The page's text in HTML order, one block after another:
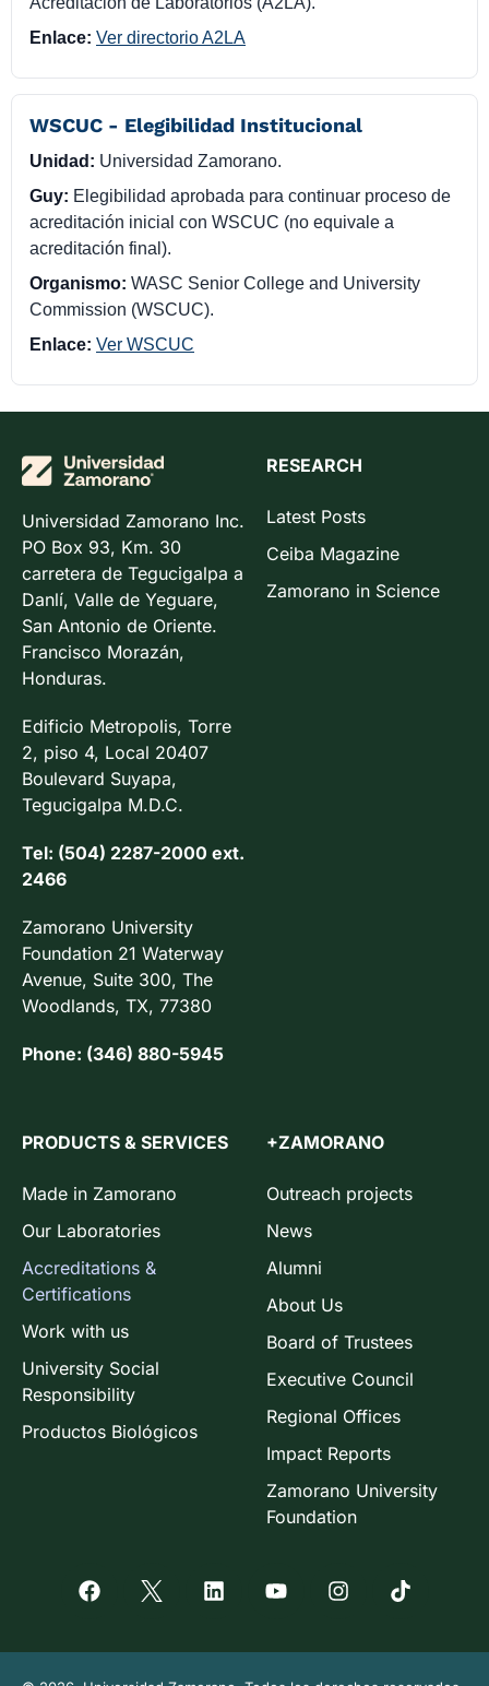
Enlace: Ver directorio A2LA
WSCUC - Elegibilidad Institucional
Unidad: Universidad Zamorano.
Guy: Elegibilidad aprobada para continuar proceso de
acreditación inicial con WSCUC (no equivale a
acreditación final).
Organismo: WASC Senior College and University
Commission (WSCUC).
Enlace: Ver WSCUC
Universidad Zamorano Inc.
PO Box 93, Km. 30
carretera de Tegucigalpa a
Danlí, Valle de Yeguare,
San Antonio de Oriente.
Francisco Morazán,
Honduras.
Edificio Metropolis, Torre
2, piso 4, Local 20407
Boulevard Suyapa,
Tegucigalpa M.D.C.
Tel: (504) 2287-2000 ext.
2466
Zamorano University
Foundation 21 Waterway
Avenue, Suite 300, The
Woodlands, TX, 77380
Phone: (346) 880-5945
RESEARCH
Latest Posts
Ceiba Magazine
Zamorano in Science
PRODUCTS & SERVICES
Made in Zamorano
Our Laboratories
Accreditations &
Certifications
Work with us
University Social
Responsibility
Productos Biológicos
+ZAMORANO
Outreach projects
News
Alumni
About Us
Board of Trustees
Executive Council
Regional Offices
Impact Reports
Zamorano University
Foundation